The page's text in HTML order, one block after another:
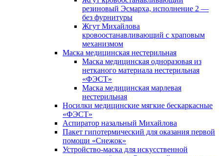
резиновый Эсмарха, исполнение 2 —
без фурнитуры
Жгут Михайлова
кровоостанавливающий с храповым
механизмом
Маска медицинская нестерильная
Маска медицинская одноразовая из
нетканого материала нестерильная
«ФЭСТ»
Маска медицинская марлевая
нестерильная
Носилки медицинские мягкие бескаркасные
«ФЭСТ»
Аспиратор назальный Михайлова
Пакет гипотермический для оказания первой
помощи «Снежок»
Устройство-маска для искусственной